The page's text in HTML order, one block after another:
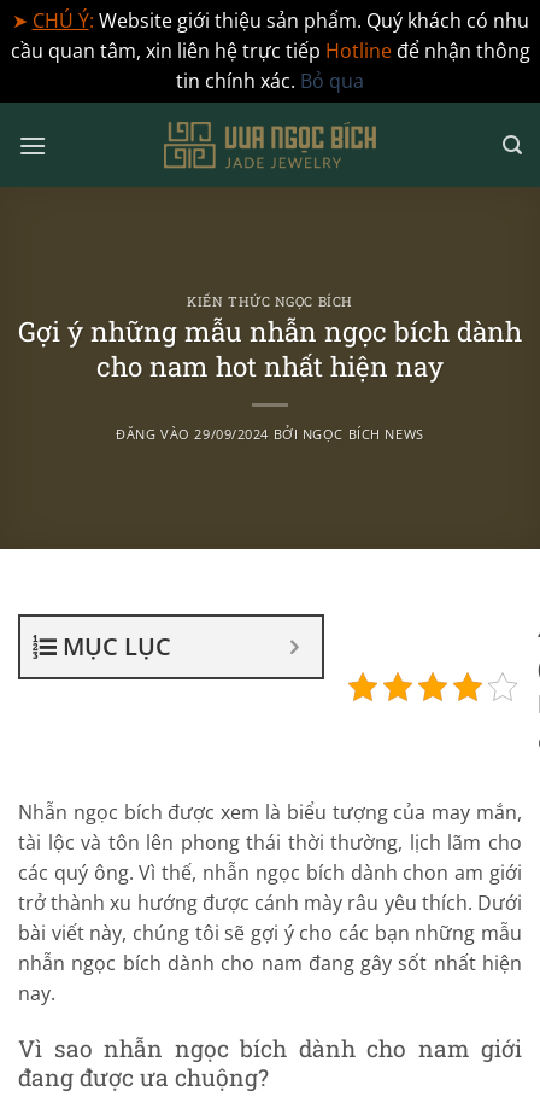
➤ CHÚ Ý: Website giới thiệu sản phẩm. Quý khách có nhu
cầu quan tâm, xin liên hệ trực tiếp Hotlineđể nhận thông
tin chính xác. Bỏ qua
qua
KIẾN THỨC NGỌC BÍCH
Gợi ý những mẫu nhẫn ngọc bích dành
cho nam hot nhất hiện nay
ĐĂNG VÀO29/09/2024 BỞI NGỌC BÍCH NEWS
MỤC LỤC
Nhẫn ngọc bích được xem là biểu tượng của may mắn,
tài lộc và tôn lên phong thái thời thường, lịch lãm cho
các quý ông. Vì thế, nhẫn ngọc bích dành chon am giới
trở thành xu hướng được cánh mày râu yêu thích. Dưới
bài viết này, chúng tôi sẽ gợi ý cho các bạn những mẫu
nhẫn ngọc bích dành cho nam đang gây sốt nhất hiện
nay.
Vì sao nhẫn ngọc bích dành cho nam giới
đang được ưa chuộng?